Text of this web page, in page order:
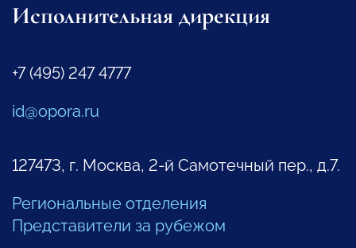
Исполнительная дирекция
+7 (495) 247 4777
id@opora.ru
127473, г. Москва, 2-й Самотечный пер., д.7.
Региональные отделения
Представители за рубежом